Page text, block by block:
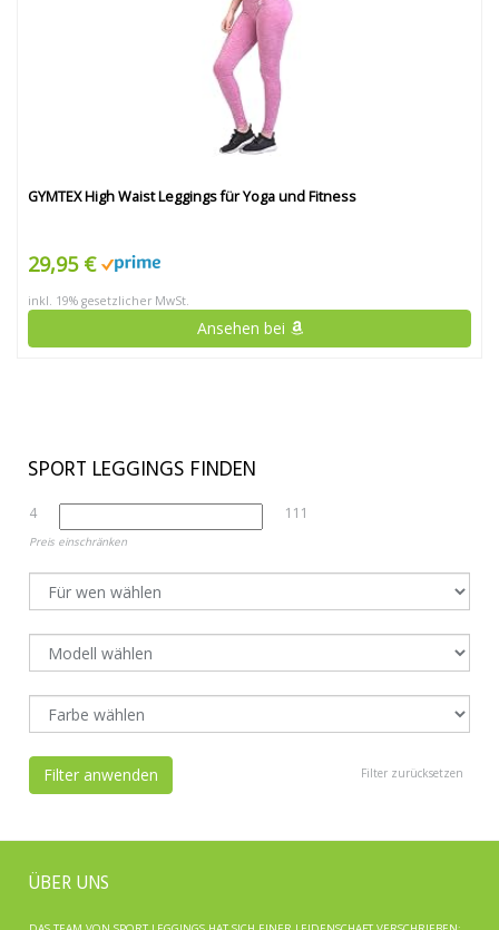
GYMTEX High Waist Leggings für Yoga und Fitness
29,95 €
inkl. 19% gesetzlicher MwSt.
Ansehen bei
SPORT LEGGINGS FINDEN
4 111
Preis einschränken
Filter zurücksetzen
Filter anwenden
ÜBER UNS